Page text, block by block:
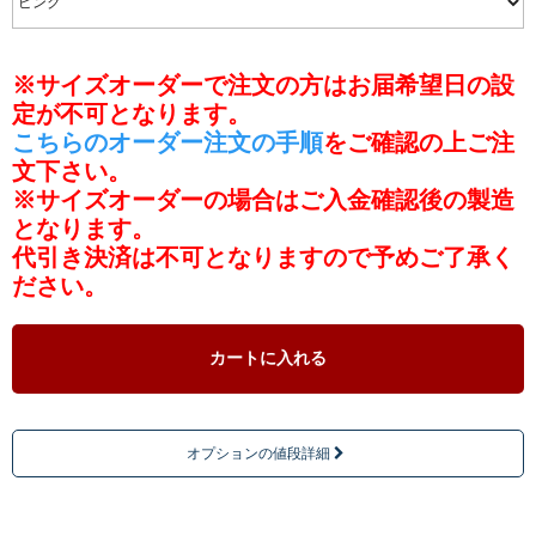
※サイズオーダーで注文の方はお届希望日の設
定が不可となります。
こちらのオーダー注文の手順をご確認の上ご注
文下さい。
※サイズオーダーの場合はご入金確認後の製造
となります。
代引き決済は不可となりますので予めご了承く
ださい。
カートに入れる
オプションの値段詳細